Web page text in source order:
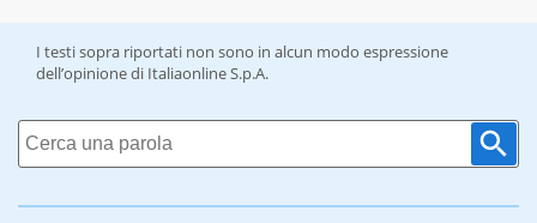
I testi sopra riportati non sono in alcun modo espressione
dell’opinione di Italiaonline S.p.A.